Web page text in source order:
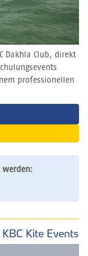
Dakhla Club, direkt
professionellen
werden:
Kite Events